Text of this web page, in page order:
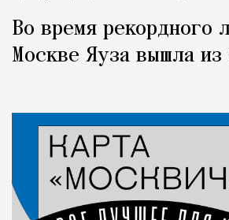
Во время рекордного
Москве Яуза вышла из